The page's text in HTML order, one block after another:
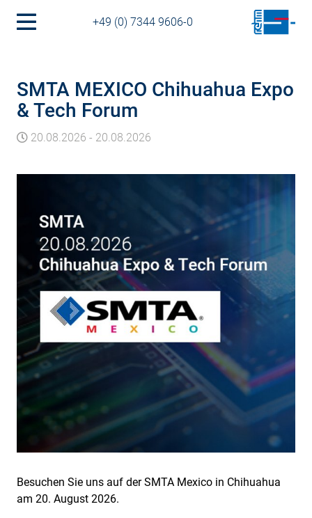
+49 (0) 7344 9606-0
SMTA MEXICO Chihuahua Expo
& Tech Forum
20.08.2026 - 20.08.2026
Besuchen Sie uns auf der SMTA Mexico in Chihuahua
am 20. August 2026.